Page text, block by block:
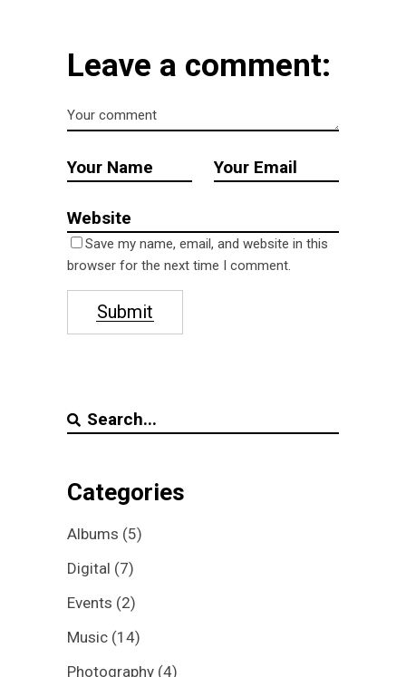
Leave a comment:
Save my name, email, and website in this
browser for the next time I comment.
Submit
Search
for:
Categories
Albums (5)
Digital (7)
Events (2)
Music (14)
Photography (4)